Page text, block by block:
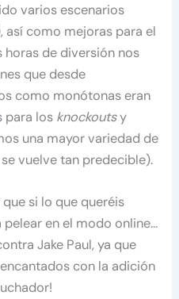
varios escenarios
como mejoras para el
horas de diversión nos
que desde
como monótonas eran
para los knockoutsy
una mayor variedad de
vuelve tan predecible).
si lo que queréis
en el modo online…
Jake Paul, ya que
con la adición